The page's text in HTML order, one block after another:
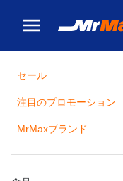
セール
注目のプロモーション
MrMaxブランド